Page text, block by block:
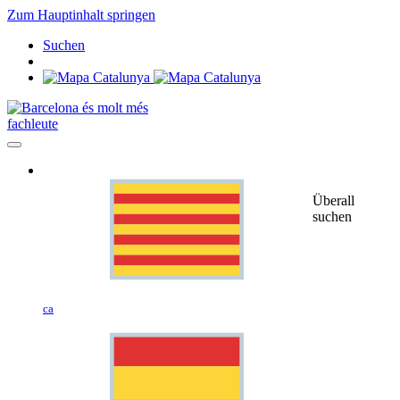
Zum Hauptinhalt springen
Suchen
fachleute
ca
Überall
suchen